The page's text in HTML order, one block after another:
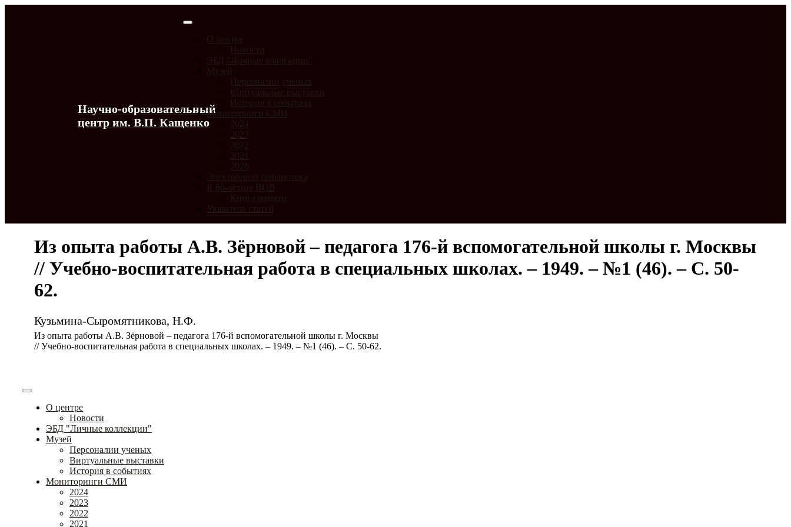
Научно-образовательный
центр им. В.П. Кащенко
О центре
Новости
ЭБД "Личные коллекции"
Музей
Персоналии ученых
Виртуальные выставки
История в событиях
Мониторинги СМИ
2024
2023
2022
2021
2020
Электронная библиотека
К 80-летию ВОВ
Книга памяти
Указатель статей
Из опыта работы А.В. Зёрновой – педагога 176-й вспомогательной школы г. Москвы
// Учебно-воспитательная работа в специальных школах. – 1949. – №1 (46). – С. 50-
62.
Кузьмина-Сыромятникова, Н.Ф.
Из опыта работы А.В. Зёрновой – педагога 176-й вспомогательной школы г. Москвы
// Учебно-воспитательная работа в специальных школах. – 1949. – №1 (46). – С. 50-62.
О центре
Новости
ЭБД "Личные коллекции"
Музей
Персоналии ученых
Виртуальные выставки
История в событиях
Мониторинги СМИ
2024
2023
2022
2021